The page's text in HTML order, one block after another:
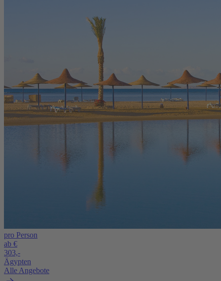
pro Person
ab €
303,-
Ägypten
Alle Angebote